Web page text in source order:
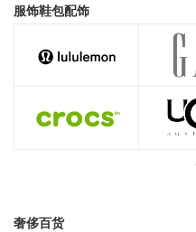
服饰鞋包配饰
奢侈百货